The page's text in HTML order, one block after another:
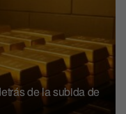
de la subida de